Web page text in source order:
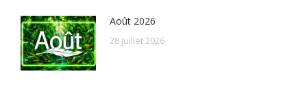
Août 2026
28 juillet 2026